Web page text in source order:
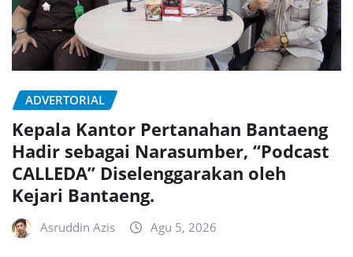
ADVERTORIAL
Kepala Kantor Pertanahan Bantaeng
Hadir sebagai Narasumber, “Podcast
CALLEDA” Diselenggarakan oleh
Kejari Bantaeng.
Asruddin Azis Agu 5, 2026